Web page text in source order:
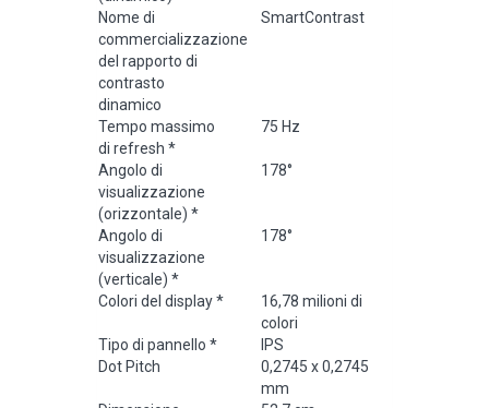
Nome di
commercializzazione
del rapporto di
contrasto
dinamico
SmartContrast
Tempo massimo
di refresh *
75 Hz
Angolo di
visualizzazione
(orizzontale) *
178°
Angolo di
visualizzazione
(verticale) *
178°
Colori del display*
16,78 milioni di
colori
Tipo di pannello *
IPS
Dot Pitch
0,2745 x 0,2745
mm